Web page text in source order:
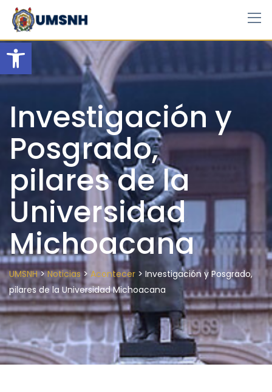
Open toolbar
Skip
content
Investigación y
Posgrado,
pilares de la
Universidad
Michoacana
UMSNH>Noticias> Acontecer > Investigación y Posgrado,
pilares de la Universidad Michoacana